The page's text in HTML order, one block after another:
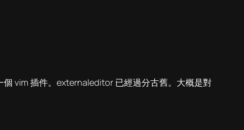
vim 插件。externaleditor 已經過分古舊。大概是對